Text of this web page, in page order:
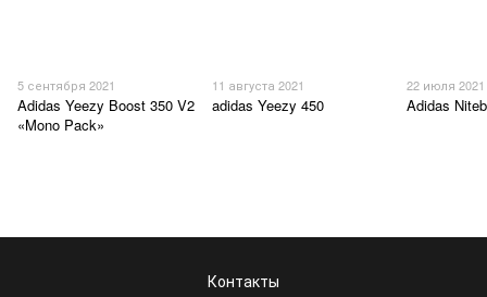
5 сентября 2021
Adidas Yeezy Boost 350 V2
«Mono Pack»
11 августа 2021
adidas Yeezy 450
22 июля 2021
Adidas
Контакты